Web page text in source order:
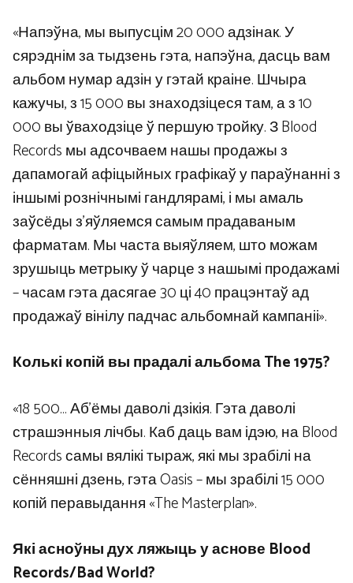
«Напэўна, мы выпусцім 20 000 адзінак. У
сярэднім за тыдзень гэта, напэўна, дасць вам
альбом нумар адзін у гэтай краіне. Шчыра
кажучы, з 15 000 вы знаходзіцеся там, а з 10
000 вы ўваходзіце ў першую тройку. З Blood
Records мы адсочваем нашы продажы з
дапамогай афіцыйных графікаў у параўнанні з
іншымі рознічнымі гандлярамі, і мы амаль
заўсёды з’яўляемся самым прадаваным
фарматам. Мы часта выяўляем, што можам
зрушыць метрыку ў чарце з нашымі продажамі
– часам гэта дасягае 30 ці 40 працэнтаў ад
продажаў вінілу падчас альбомнай кампаніі».
Колькі копій вы прадалі альбома The 1975?
«18 500… Аб’ёмы даволі дзікія. Гэта даволі
страшэнныя лічбы. Каб даць вам ідэю, на Blood
Records самы вялікі тыраж, які мы зрабілі на
сённяшні дзень, гэта Oasis – мы зрабілі 15 000
копій перавыдання «The Masterplan».
Які асноўны дух ляжыць у аснове Blood
Records/Bad World?